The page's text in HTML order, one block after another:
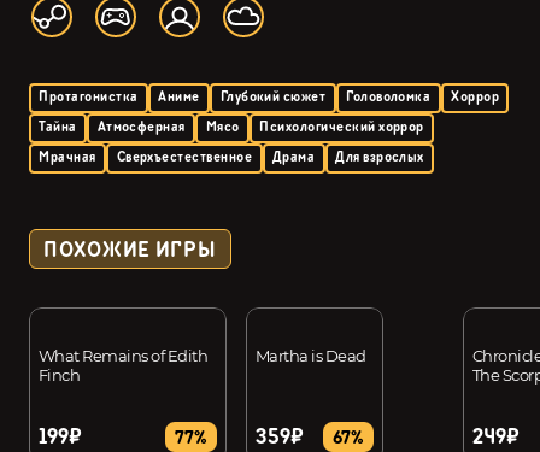
Протагонистка Аниме Глубокий сюжет Головоломка
Хоррор
Тайна
Атмосферная Мясо
Психологический хоррор
Мрачная
Сверхъестественное Драма Для взрослых
ПОХОЖИЕ ИГРЫ
What Remains of Edith
Finch
199₽ 77%
Martha is Dead
359₽ 67%
The
249₽